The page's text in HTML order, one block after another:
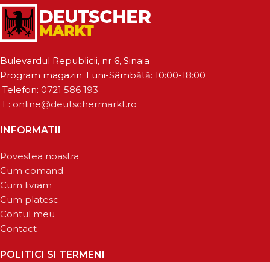
Bulevardul Republicii, nr 6, Sinaia
Program magazin: Luni-Sâmbătă: 10:00-18:00
Telefon: 0721 586 193
E: online@deutschermarkt.ro
INFORMATII
Povestea noastra
Cum comand
Cum livram
Cum platesc
Contul meu
Contact
POLITICI SI TERMENI